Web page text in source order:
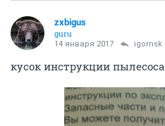
zxbigus
guru
14 января 2017 igornsk
кусок инструкции пылесоса